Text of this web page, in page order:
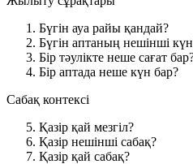
Бүгін ауа райы қандай?
Бүгін аптаның нешінші
Бір тәулікте неше сағат
Бір аптада неше күн бар?
Сабақ контексі
Қазір қай мезгіл?
Қазір нешінші сабақ?
Қазір қай сабақ?